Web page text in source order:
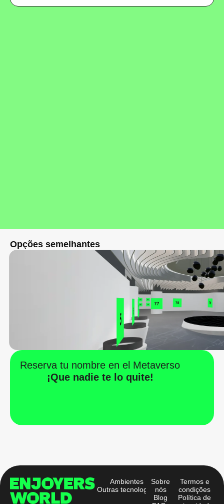
Opções semelhantes
Reserva tu nombre en el Metaverso
¡Que nadie te lo quite!
Ambientes
Outras tecnologias
Sobre
nós
Blog
Termos e
condições
Política de